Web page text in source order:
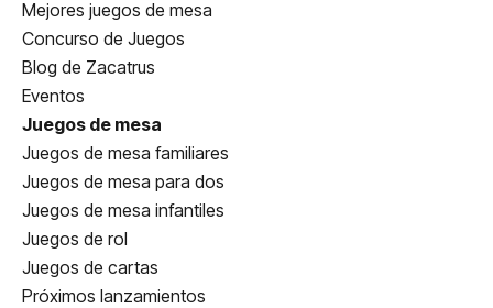
Mejores juegos de mesa
Concurso de Juegos
Blog de Zacatrus
Eventos
Juegos de mesa
Juegos de mesa familiares
Juegos de mesa para dos
Juegos de mesa infantiles
Juegos de rol
Juegos de cartas
Próximos lanzamientos